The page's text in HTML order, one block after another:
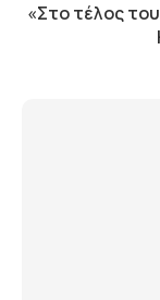
«Στο τέλος